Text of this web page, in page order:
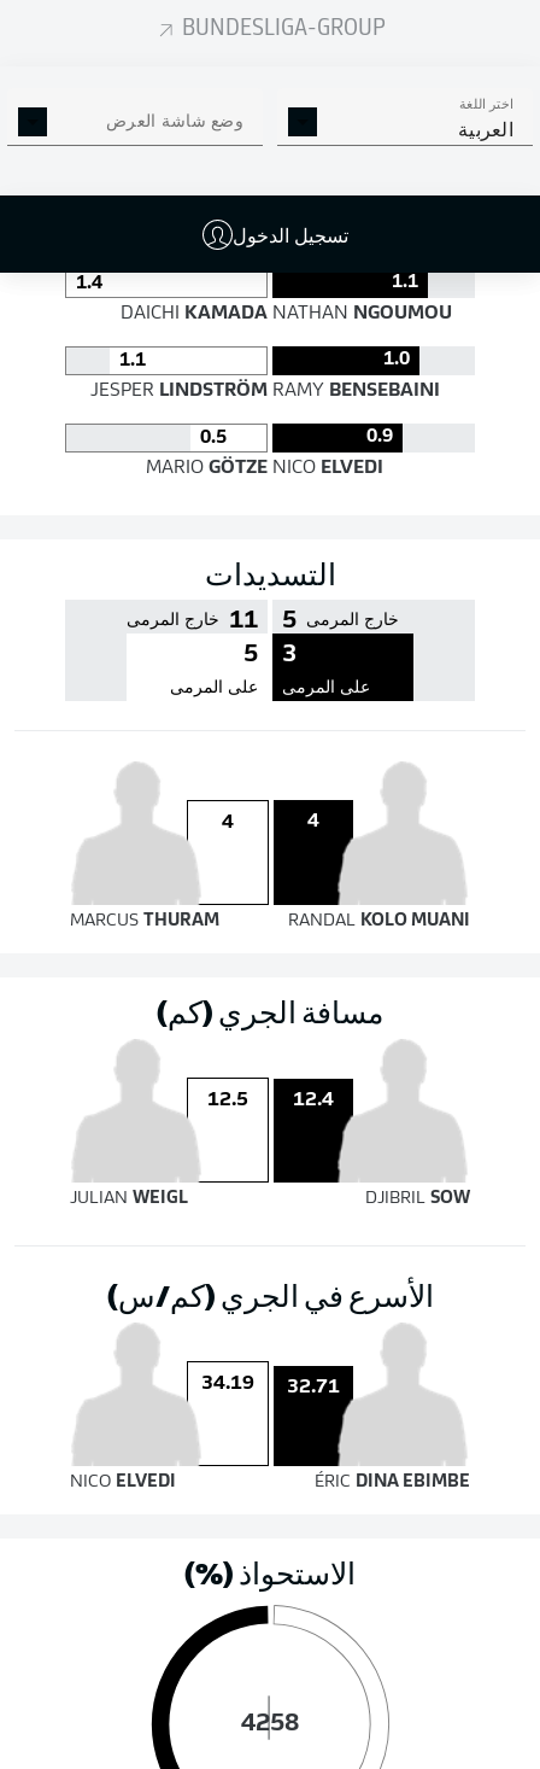
BUNDESLIGA-GROUP
اختر اللغة
العربية وضع شاشة العرض
تسجيل الدخول
594
85 % الدقة 78 %
جودة التمرير
1.1
1.4
NATHAN NGOUMOU
DAICHI KAMADA
1.0
1.1
RAMY BENSEBAINI
JESPER LINDSTRÖM
0.9
0.5
NICOELVEDI
MARIO GÖTZE
التسديدات
5 خارج المرمى
3
على المرمى
11 خارج المرمى
5
على المرمى
4
4
MARCUS THURAM RANDAL KOLO MUANI
مسافة الجري (كم)
12.4
12.5
JULIAN WEIGL DJIBRILSOW
الأسرع في الجري (كم/س)
32.71
34.19
NICO ELVEDI ÉRIC DINA EBIMBE
الاستحواذ (%)
58
42